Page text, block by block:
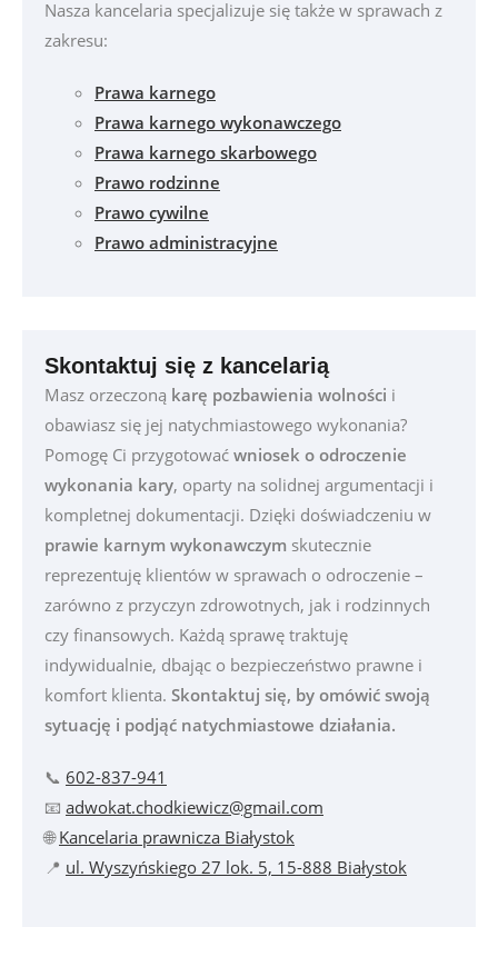
Nasza kancelaria specjalizuje się także w sprawach z
zakresu:
Prawa karnego
Prawa karnego wykonawczego
Prawa karnego skarbowego
Prawo rodzinne
Prawo cywilne
Prawo administracyjne
Skontaktuj się z kancelarią
Masz orzeczoną karę pozbawienia wolności i
obawiasz się jej natychmiastowego wykonania?
Pomogę Ci przygotować wniosek o odroczenie
wykonania kary, oparty na solidnej argumentacji i
kompletnej dokumentacji. Dzięki doświadczeniu w
prawie karnym wykonawczym skutecznie
reprezentuję klientów w sprawach o odroczenie –
zarówno z przyczyn zdrowotnych, jak i rodzinnych
czy finansowych. Każdą sprawę traktuję
indywidualnie, dbając o bezpieczeństwo prawne i
komfort klienta. Skontaktuj się, by omówić swoją
sytuację i podjąć natychmiastowe działania.
📞 602-837-941
📧 adwokat.chodkiewicz@gmail.com
🌐Kancelaria prawnicza Białystok
📍 ul. Wyszyńskiego 27 lok. 5, 15-888 Białystok